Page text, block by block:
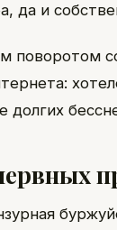
да и
поворотом
долгих